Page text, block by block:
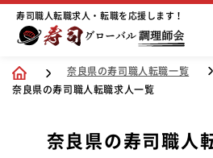
寿司職人転職求人・転職を応援します！
奈良県の寿司職人転職一覧
奈良県の寿司職人転職求人一覧
奈良県の寿司職人